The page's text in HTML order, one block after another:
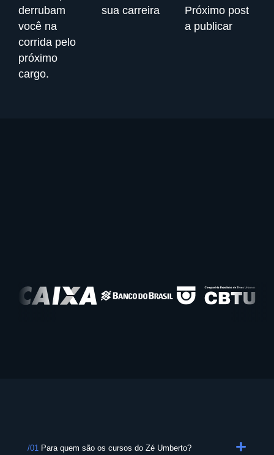
derrubam
você na
corrida pelo
próximo
cargo.
sua carreira
Próximo post
a publicar
/01 Para quem são os cursos do Zé Umberto?